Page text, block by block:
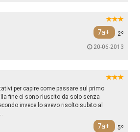
7a+
2º
20-06-2013
per capire come passare sul primo
fine ci sono riuscito da solo senza
invece lo avevo risolto subito al
7a+
5º